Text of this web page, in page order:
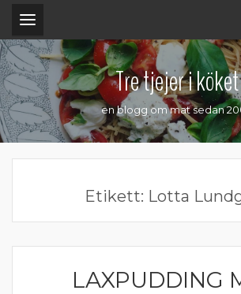
Tre tjejer i köket
en blogg om mat sedan
Etikett: Lotta
LAXPUDDING